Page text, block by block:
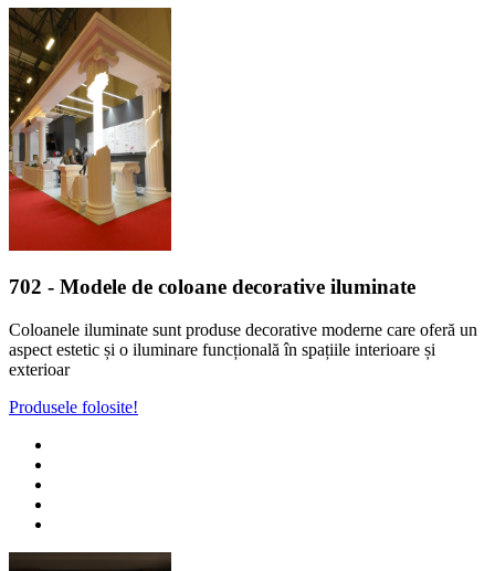
702 - Modele de coloane decorative iluminate
Coloanele iluminate sunt produse decorative moderne care oferă un
aspect estetic și o iluminare funcțională în spațiile interioare și
exterioar
Produsele folosite!